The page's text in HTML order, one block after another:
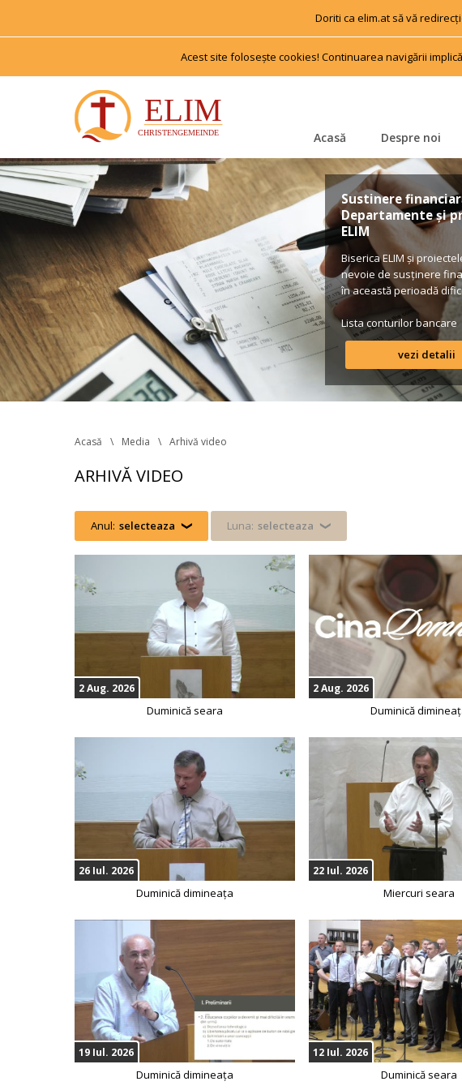
Doriti ca elim.at să vă
Acest site foloseşte cookies! Continuarea navigării
Acasă Despre noi
Sustinere
Departamente și
ELIM
Biserica ELIM și
nevoie de susținere
în această perioadă
Lista conturilor bancare
vezi detalii
Acasă Media Arhivă video
ARHIVĂ VIDEO
Anul: electeaza Luna: electeaza
2 Aug. 2026
Duminică seara
2 Aug. 2026
Duminică
26 Iul. 2026
Duminică dimineața
22 Iul. 2026
Miercuri seara
19 Iul. 2026
Duminică dimineața
12 Iul. 2026
Duminică seara